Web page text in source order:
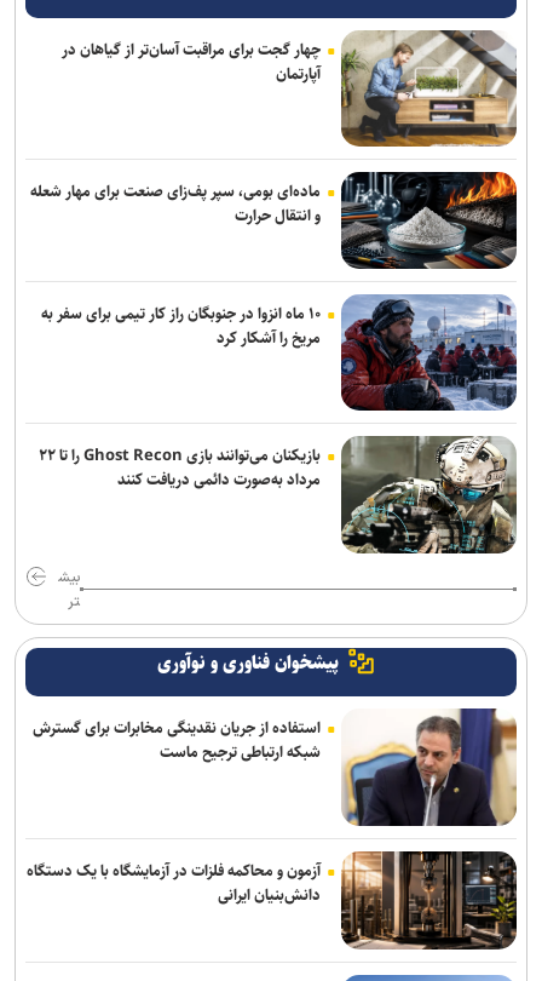
تدارک ویژه رادیو در ایام سوگواری پایان ماه صفر
لذت تماشای فیلم‌های ایرانی به فارسی دو چندان است
«اودیسه» در کره جنوبی صدرنشین شد
«محمود فرشچیان» نگارگری امروزی که از دل سنت برآمد
چهار گجت برای مراقبت آسان‌تر از گیاهان در
آپارتمان
ماده‌ای بومی، سپر پف‌زای صنعت برای مهار شعله
و انتقال حرارت
۱۰ ماه انزوا در جنوبگان راز کار تیمی برای سفر به
مریخ را آشکار کرد
بازیکنان می‌توانند بازی Ghost Recon را تا ۲۲
مرداد به‌صورت دائمی دریافت کنند
بیش
تر
پیشخوان فناوری و نوآوری
استفاده از جریان نقدینگی مخابرات برای گسترش
شبکه ارتباطی ترجیح ماست
آزمون و محاکمه فلزات در آزمایشگاه با یک دستگاه
دانش‌بنیان ایرانی